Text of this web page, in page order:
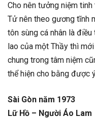
Cho nên tưởng niệm
Tử nên theo gương tĩnh
tôn sùng cá nhân là
lao của một Thầy thì
chung trong tâm niệm
thể hiện cho bằng được
Sài Gòn năm 1973
Lữ Hồ – Người Áo Lam